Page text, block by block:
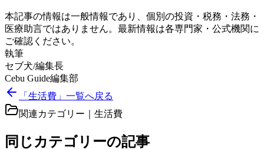
本記事の情報は一般情報であり、個別の投資・税務・法務・
医療助言ではありません。最新情報は各専門家・公式機関に
ご確認ください。
執筆
セブ犬/編集長
Cebu Guide編集部
「生活費」一覧へ戻る
関連カテゴリー｜ 生活費
同じカテゴリーの記事